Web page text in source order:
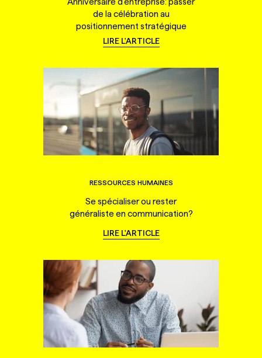
de la célébration au
positionnement stratégique
LIRE L'ARTICLE
RESSOURCES HUMAINES
Se spécialiser ou rester
généraliste en communication?
LIRE L'ARTICLE